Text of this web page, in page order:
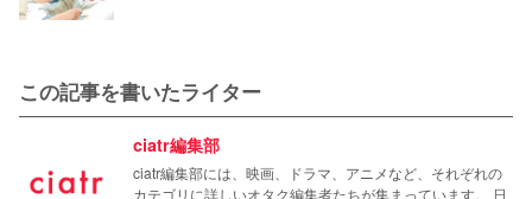
この記事を書いたライター
ciatr編集部
ciatr編集部には、映画、ドラマ、アニメなど、それぞれの
カテゴリに詳しいオタク編集者たちが集まっています。 日